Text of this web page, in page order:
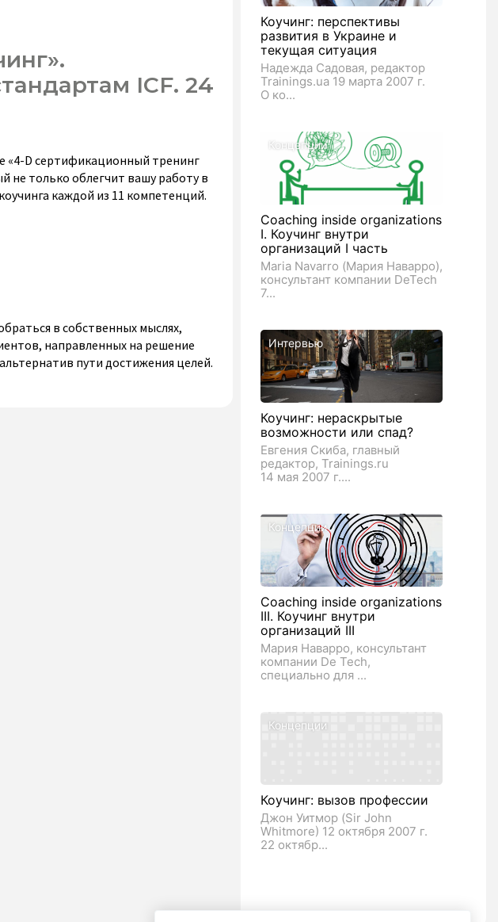
ICF. 24
«4-D сертификационный тренинг
не только облегчит вашу работу в
каждой из 11 компетенций.
в собственных мыслях,
направленных на решение
пути достижения целей.
Коучинг: перспективы
развития в Украине и
текущая ситуация
Надежда Садовая, редактор
Trainings.ua 19 марта 2007 г.
О ко...
Концепции
Coaching inside organizations
I. Коучинг внутри
организаций I часть
Maria Navarro (Мария Наварро),
консультант компании DeTech
7...
Интервью
Коучинг: нераскрытые
возможности или спад?
Евгения Скиба, главный
редактор, Trainings.ru
14 мая 2007 г....
Концепции
Coaching inside organizations
III. Коучинг внутри
организаций III
Мария Наварро, консультант
компании De Tech,
специально для ...
Концепции
Коучинг: вызов профессии
Джон Уитмор (Sir John
Whitmore) 12 октября 2007 г.
22 октябр...